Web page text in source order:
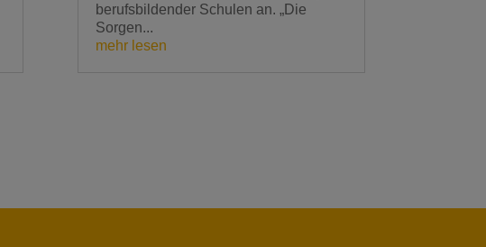
berufsbildender Schulen an. „Die
Sorgen...
mehr lesen